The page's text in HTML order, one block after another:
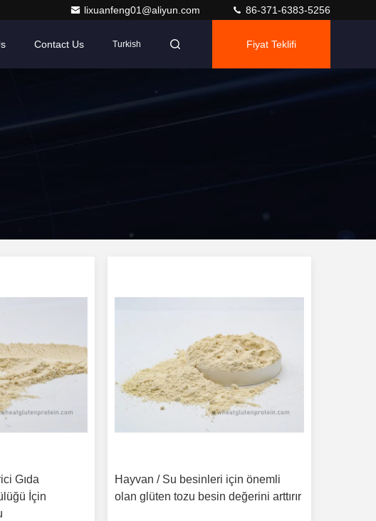
lixuanfeng01@aliyun.com 86-371-6383-5256
Contact Us Turkish Fiyat Teklifi
Gıda
İçin
Hayvan / Su besinleri için önemli
olan glüten tozu besin değerini arttırır